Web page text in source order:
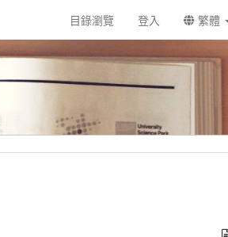
目錄瀏覽 登入 繁體